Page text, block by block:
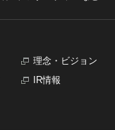
理念・ビジョン
IR情報